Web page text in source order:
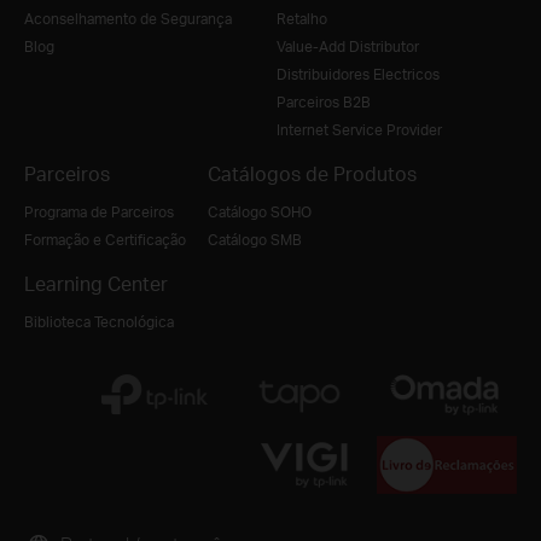
Aconselhamento de Segurança
Blog
Retalho
Value-Add Distributor
Distribuidores Electricos
Parceiros B2B
Internet Service Provider
Parceiros
Programa de Parceiros
Formação e Certificação
Catálogos de Produtos
Catálogo SOHO
Catálogo SMB
Learning Center
Biblioteca Tecnológica